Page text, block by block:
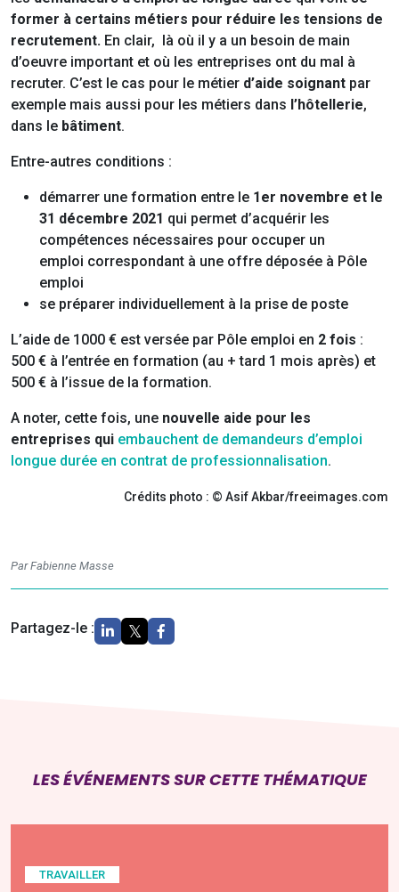
former à certains métiers pour réduire les tensions de
recrutement. En clair,
là où il y a un besoin de main
d’oeuvre important et où les entreprises ont du mal à
recruter. C’est le cas pour le métier d’aide soignant par
exemple mais aussi pour les métiers dans l’hôtellerie,
dans le bâtiment.
Entre-autres conditions :
démarrer une formation entre le 1er novembre et le
31 décembre 2021 qui permet d’acquérir les
compétences nécessaires pour occuper un
emploi correspondant à une offre déposée à Pôle
emploi
se préparer individuellement à la prise de poste
L’aide de 1000 € est versée par Pôle emploi en 2 fois :
500 € à l’entrée en formation (au + tard 1 mois après) et
500 € à l’issue de la formation.
A noter, cette fois, une nouvelle aide pour les
entreprises qui embauchent de demandeurs d’emploi
longue durée en contrat de professionnalisation.
Crédits photo : © Asif Akbar/freeimages.com
Par Fabienne Masse
Partagez-le :
LES ÉVÉNEMENTS SUR CETTE THÉMATIQUE
TRAVAILLER